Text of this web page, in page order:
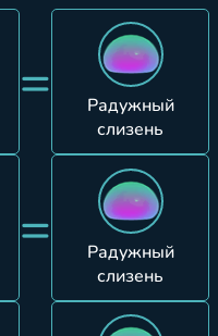
=
Радужный
слизень
=
Радужный
слизень